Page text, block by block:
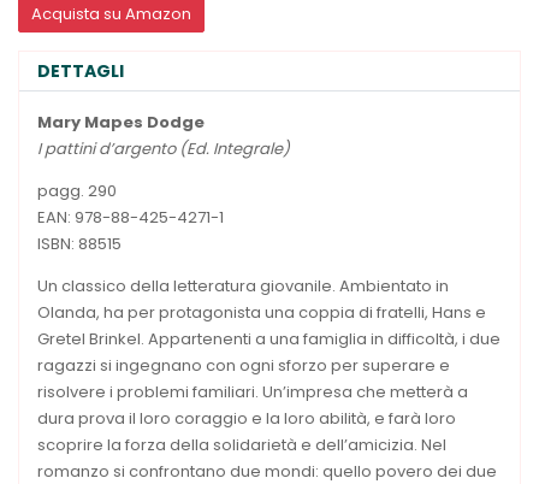
Acquista su Amazon
DETTAGLI
Mary Mapes Dodge
I pattini d’argento (Ed. Integrale)
pagg. 290
EAN: 978-88-425-4271-1
ISBN: 88515
Un classico della letteratura giovanile. Ambientato in
Olanda, ha per protagonista una coppia di fratelli, Hans e
Gretel Brinkel. Appartenenti a una famiglia in difficoltà, i due
ragazzi si ingegnano con ogni sforzo per superare e
risolvere i problemi familiari. Un’impresa che metterà a
dura prova il loro coraggio e la loro abilità, e farà loro
scoprire la forza della solidarietà e dell’amicizia. Nel
romanzo si confrontano due mondi: quello povero dei due